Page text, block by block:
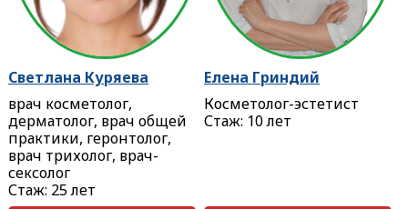
Светлана Куряева
врач косметолог,
дерматолог, врач общей
практики, геронтолог,
врач трихолог, врач-
сексолог
Стаж: 25 лет
Елена Гриндий
Косметолог-эстетист
Стаж: 10 лет